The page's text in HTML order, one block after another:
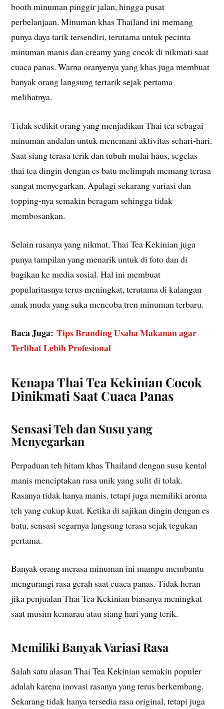
booth minuman pinggir jalan, hingga pusat
perbelanjaan. Minuman khas Thailand ini memang
punya daya tarik tersendiri, terutama untuk pecinta
minuman manis dan creamy yang cocok di nikmati saat
cuaca panas. Warna oranyenya yang khas juga membuat
banyak orang langsung tertarik sejak pertama
melihatnya.
Tidak sedikit orang yang menjadikan Thai tea sebagai
minuman andalan untuk menemani aktivitas sehari-hari.
Saat siang terasa terik dan tubuh mulai haus, segelas
thai tea dingin dengan es batu melimpah memang terasa
sangat menyegarkan. Apalagi sekarang variasi dan
topping-nya semakin beragam sehingga tidak
membosankan.
Selain rasanya yang nikmat, Thai Tea Kekinian juga
punya tampilan yang menarik untuk di foto dan di
bagikan ke media sosial. Hal ini membuat
popularitasnya terus meningkat, terutama di kalangan
anak muda yang suka mencoba tren minuman terbaru.
Baca Juga:Tips Branding Usaha Makanan agar
Terlihat Lebih Profesional
Kenapa Thai Tea Kekinian Cocok
Dinikmati Saat Cuaca Panas
Sensasi Teh dan Susu yang
Menyegarkan
Perpaduan teh hitam khas Thailand dengan susu kental
manis menciptakan rasa unik yang sulit di tolak.
Rasanya tidak hanya manis, tetapi juga memiliki aroma
teh yang cukup kuat. Ketika di sajikan dingin dengan es
batu, sensasi segarnya langsung terasa sejak tegukan
pertama.
Banyak orang merasa minuman ini mampu membantu
mengurangi rasa gerah saat cuaca panas. Tidak heran
jika penjualan Thai Tea Kekinian biasanya meningkat
saat musim kemarau atau siang hari yang terik.
Memiliki Banyak Variasi Rasa
Salah satu alasan Thai Tea Kekinian semakin populer
adalah karena inovasi rasanya yang terus berkembang.
Sekarang tidak hanya tersedia rasa original, tetapi juga